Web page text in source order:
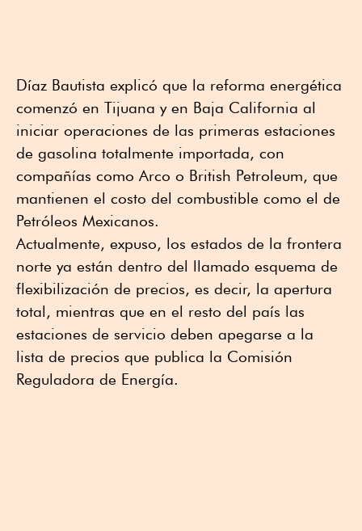
Díaz Bautista explicó que la reforma energética
comenzó en Tijuana y en Baja California al
iniciar operaciones de las primeras estaciones
de gasolina totalmente importada, con
compañías como Arco o British Petroleum, que
mantienen el costo del combustible como el de
Petróleos Mexicanos.
Actualmente, expuso, los estados de la frontera
norte ya están dentro del llamado esquema de
flexibilización de precios, es decir, la apertura
total, mientras que en el resto del país las
estaciones de servicio deben apegarse a la
lista de precios que publica la Comisión
Reguladora de Energía.